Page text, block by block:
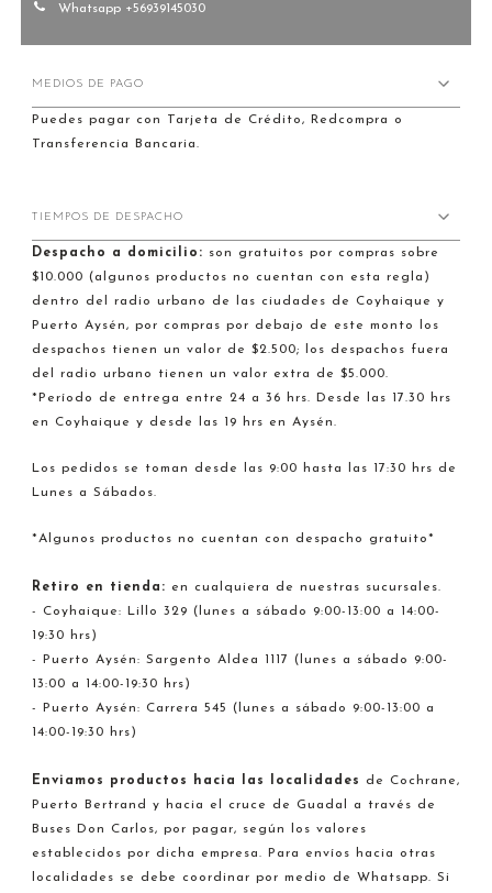
Whatsapp +56939145030
MEDIOS DE PAGO
Puedes pagar con Tarjeta de Crédito, Redcompra o
Transferencia Bancaria.
TIEMPOS DE DESPACHO
Despacho a domicilio: son gratuitos por compras sobre
$10.000 (algunos productos no cuentan con esta regla)
dentro del radio urbano de las ciudades de Coyhaique y
Puerto Aysén, por compras por debajo de este monto los
despachos tienen un valor de $2.500; los despachos fuera
del radio urbano tienen un valor extra de $5.000.
*Período de entrega entre 24 a 36 hrs. Desde las 17.30 hrs
en Coyhaique y desde las 19 hrs en Aysén.
Los pedidos se toman desde las 9:00 hasta las 17:30 hrs de
Lunes a Sábados.
*Algunos productos no cuentan con despacho gratuito*
Retiro en tienda: en cualquiera de nuestras sucursales.
- Coyhaique: Lillo 329 (lunes a sábado 9:00-13:00 a 14:00-
19:30 hrs)
- Puerto Aysén: Sargento Aldea 1117 (lunes a sábado 9:00-
13:00 a 14:00-19:30 hrs)
- Puerto Aysén: Carrera 545 (lunes a sábado 9:00-13:00 a
14:00-19:30 hrs)
Enviamos productos hacia las localidades de Cochrane,
Puerto Bertrand y hacia el cruce de Guadal a través de
Buses Don Carlos, por pagar, según los valores
establecidos por dicha empresa. Para envíos hacia otras
localidades se debe coordinar por medio de Whatsapp. Si